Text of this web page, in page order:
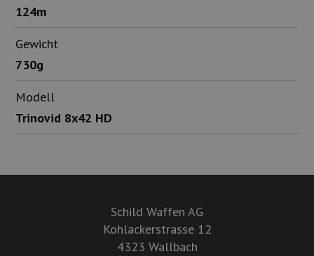
124m
Gewicht
730g
Modell
Trinovid 8x42 HD
Schild Waffen AG
Kohlackerstrasse 12
4323 Wallbach